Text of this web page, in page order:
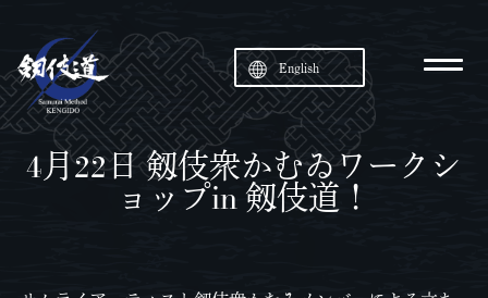
English
4月22日 剱伎衆かむゐワークシ
ョップin 剱伎道！